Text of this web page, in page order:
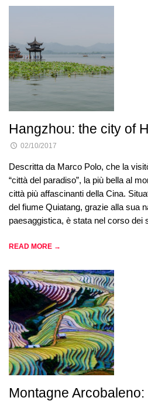
Hangzhou: the city of
02/10/2017
Descritta da Marco Polo, che la
“città del paradiso”, la più bella al
città più affascinanti della Cina.
del fiume Quiatang, grazie alla sua
paesaggistica, è stata nel corso dei
READ MORE →
Montagne